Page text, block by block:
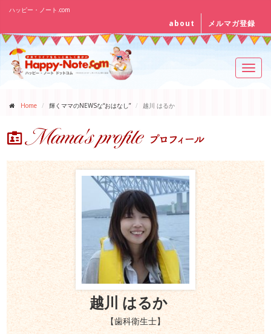
ハッピー・ノート.com
about メルマガ登録
Home 輝くママのNEWSな“おはなし” 越川 はるか
越川 はるか
【歯科衛生士】